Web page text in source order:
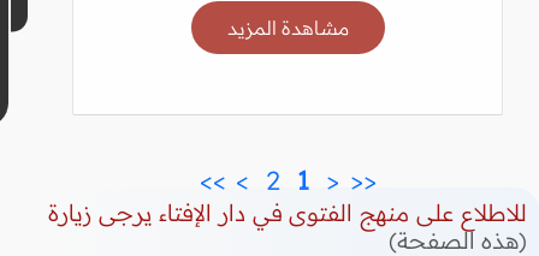
مشاهدة المزيد
<<
<
1
2
>
>>
للاطلاع على منهج الفتوى في دار الإفتاء يرجى زيارة
(هذه الصفحة)